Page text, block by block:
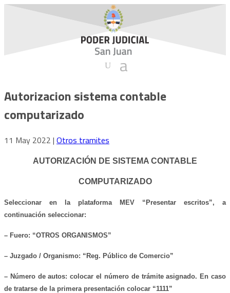
Autorizacion sistema contable
computarizado
11 May 2022 | Otros tramites
AUTORIZACIÓN DE SISTEMA CONTABLE
COMPUTARIZADO
Seleccionar en la plataforma MEV “ Presentar escritos”, a
continuación seleccionar:
– Fuero: “OTROS ORGANISMOS”
– Juzgado / Organismo: “Reg. Pú blico de Comercio”
– Número de autos: colocarel número de trámiteasignado. En caso
de tratarse de la primera presentación colocar “1111”